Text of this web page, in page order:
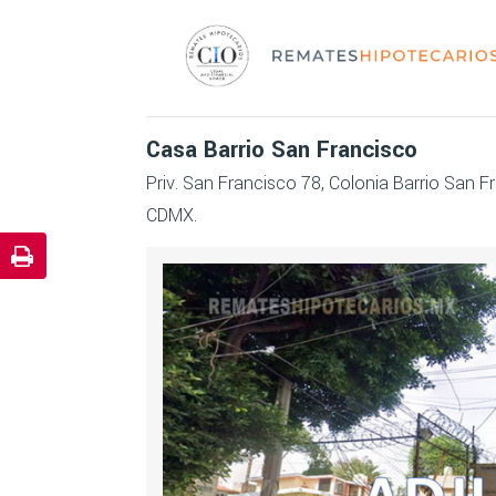
Casa Barrio San Francisco
Priv. San Francisco 78, Colonia Barrio San
CDMX.